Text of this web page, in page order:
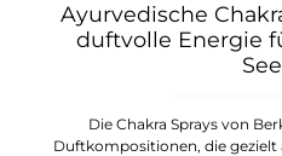
Ayurvedische
duftvolle Energie
Die Chakra Sprays von
Duftkompositionen, die gezielt